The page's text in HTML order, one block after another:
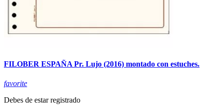
FILOBER ESPAÑA Pr. Lujo (2016) montado con estuches.
favorite
Debes de estar registrado